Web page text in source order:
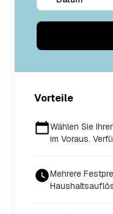
Vorteile
Wählen Sie
im Voraus.
Mehrere